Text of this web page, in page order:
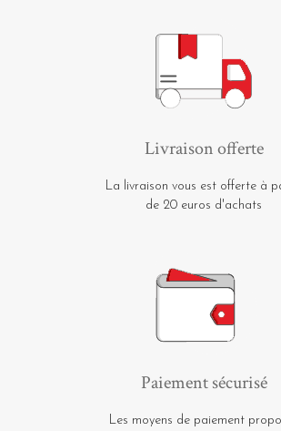
Livraison offerte
La livraison vous est offerte à
de 20 euros d'achats
Paiement sécurisé
Les moyens de paiement